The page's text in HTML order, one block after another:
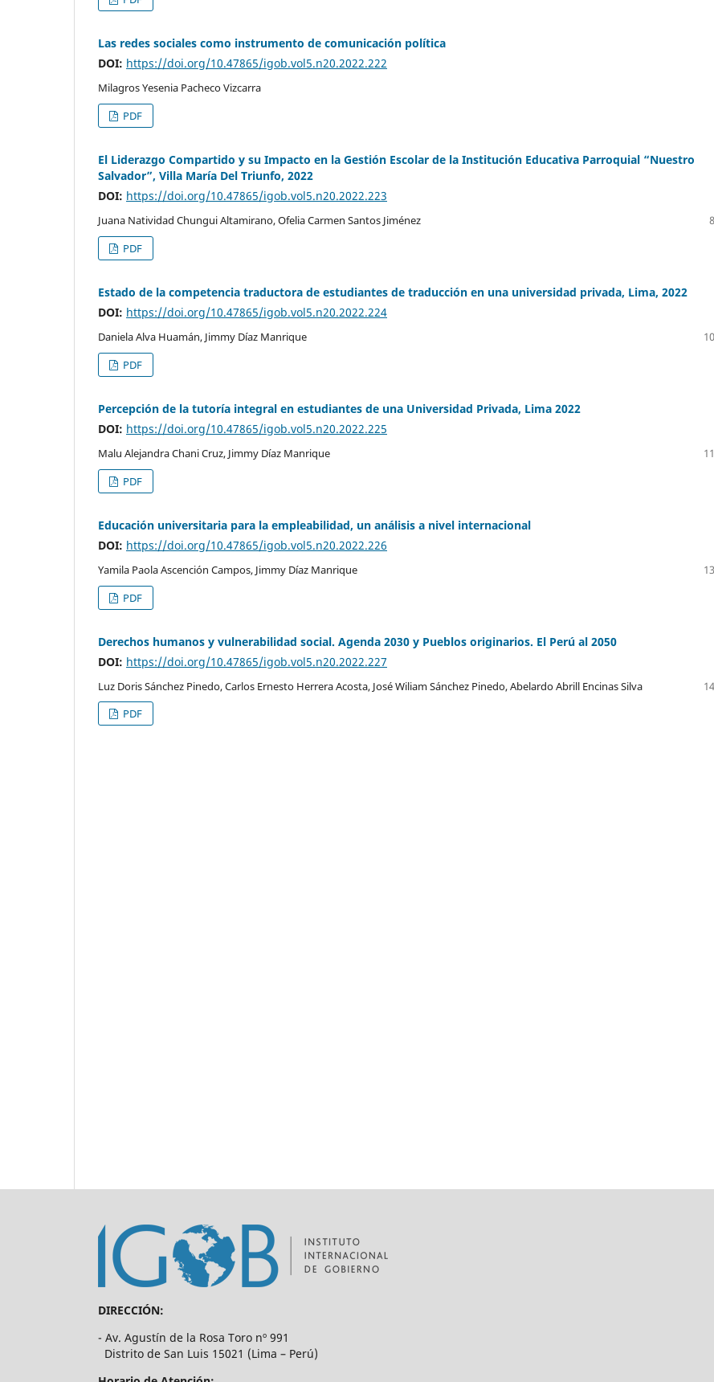
Las redes sociales como instrumento de comunicación política
DOI: https://doi.org/10.47865/igob.vol5.n20.2022.222
Milagros Yesenia Pacheco Vizcarra
PDF
El Liderazgo Compartido y su Impacto en la Gestión Escolar de la Institución Educativa Parroquial “Nuestro
Salvador”, Villa María Del Triunfo, 2022
DOI: https://doi.org/10.47865/igob.vol5.n20.2022.223
Juana Natividad Chungui Altamirano, Ofelia Carmen Santos Jiménez
PDF
Estado de la competencia traductora de estudiantes de traducción en una universidad privada, Lima, 2022
DOI: https://doi.org/10.47865/igob.vol5.n20.2022.224
Daniela Alva Huamán, Jimmy Díaz Manrique
PDF
Percepción de la tutoría integral en estudiantes de una Universidad Privada, Lima 2022
DOI: https://doi.org/10.47865/igob.vol5.n20.2022.225
Malu Alejandra Chani Cruz, Jimmy Díaz Manrique
PDF
Educación universitaria para la empleabilidad, un análisis a nivel internacional
DOI: https://doi.org/10.47865/igob.vol5.n20.2022.226
Yamila Paola Ascención Campos, Jimmy Díaz Manrique
PDF
Derechos humanos y vulnerabilidad social. Agenda 2030 y Pueblos originarios. El Perú al 2050
DOI: https://doi.org/10.47865/igob.vol5.n20.2022.227
Luz Doris Sánchez Pinedo, Carlos Ernesto Herrera Acosta, José Wiliam Sánchez Pinedo, Abelardo Abrill Encinas Silva
PDF
DIRECCIÓN:
- Av. Agustín de la Rosa Toro nº 991
Distrito de San Luis 15021 (Lima – Perú)